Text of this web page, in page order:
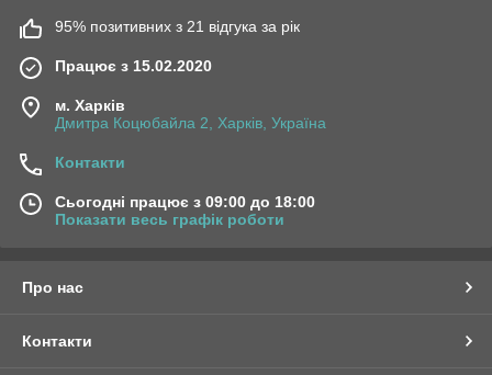
95% позитивних з 21 відгука за рік
Працює з 15.02.2020
м. Харків
Дмитра Коцюбайла 2, Харків, Україна
Контакти
Сьогодні працює з 09:00 до 18:00
Показати весь графік роботи
Про нас
Контакти